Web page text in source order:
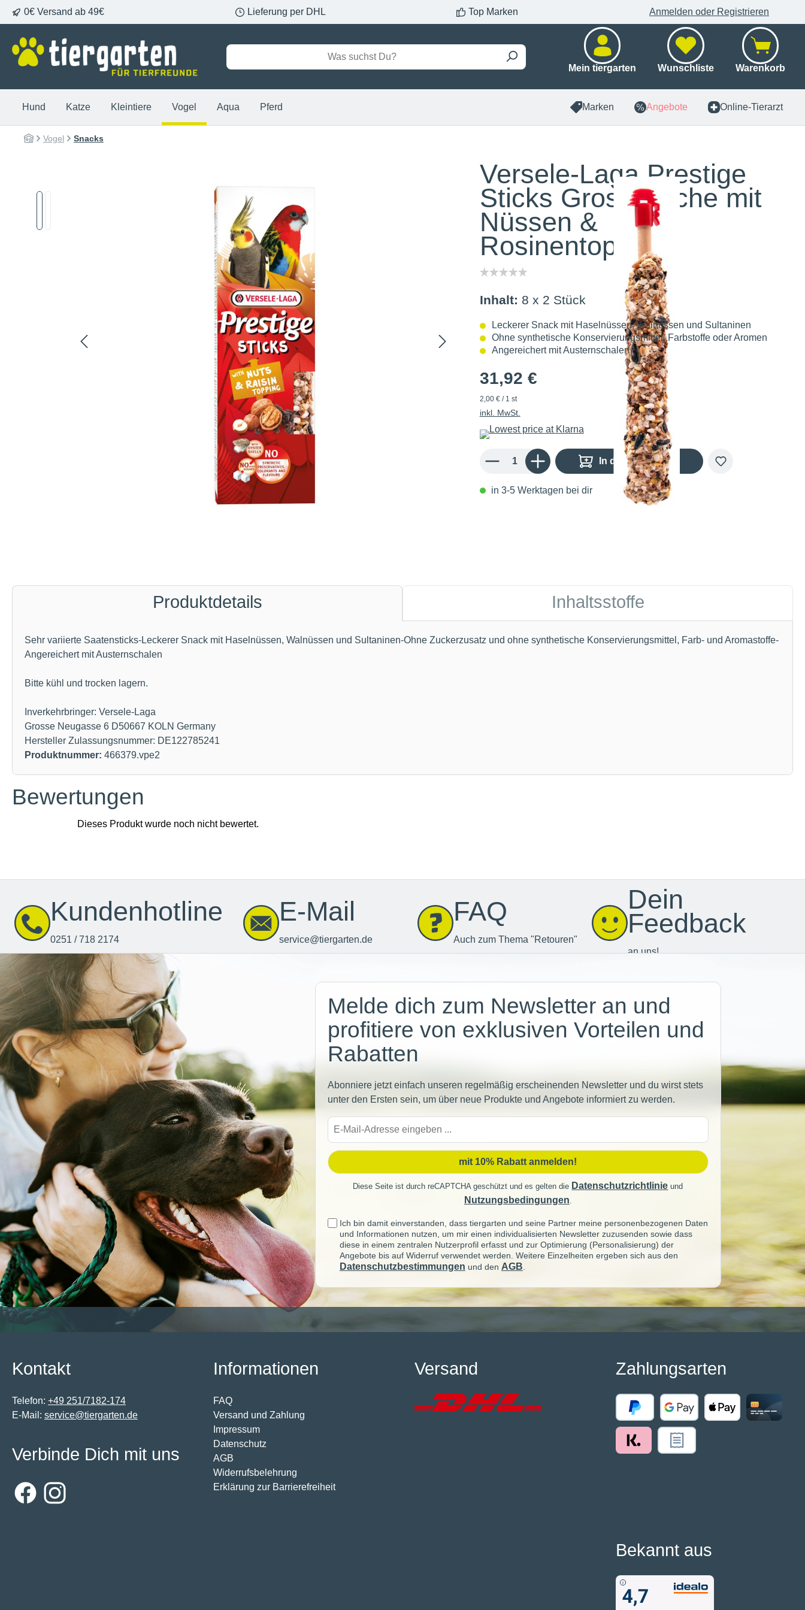
Zur Hauptnavigation springen
0€ Versand ab 49€ Lieferung per DHL Top Marken Anmelden oder Registrieren
Mein tiergarten Wunschliste Warenkorb
Hund Katze Kleintiere Vogel Aqua Pferd Marken Angebote Online-Tierarzt
Vogel Snacks
Versele-Laga Prestige
Sticks Grosssittiche mit
Nüssen &
Rosinentopping
Inhalt: 8 x 2 Stück
Leckerer Snack mit Haselnüssen, Walnüssen und Sultaninen
Ohne synthetische Konservierungsmittel, Farbstoffe oder Aromen
Angereichert mit Austernschalen
31,92 €
2,00 € / 1 st
inkl. MwSt.
Produkt Anzahl: Gib den gewünschten Wert ein oder benutze die Schaltflächen um die Anzahl zu
In den Warenkorb
in 3-5 Werktagen bei dir
Produktdetails Inhaltsstoffe
Sehr variierte Saatensticks-Leckerer Snack mit Haselnüssen, Walnüssen und Sultaninen-Ohne Zuckerzusatz und ohne synthetische Konservierungsmittel, Farb- und Aromastoffe-
Angereichert mit Austernschalen
Bitte kühl und trocken lagern.
Inverkehrbringer: Versele-Laga
Grosse Neugasse 6 D50667 KOLN Germany
Hersteller Zulassungsnummer: DE122785241
Produktnummer: 466379.vpe2
Bewertungen
Kundenhotline
0251 / 718 2174
E-Mail
service@tiergarten.de
FAQ
Auch zum Thema "Retouren"
Dein
Feedback
an uns!
Melde dich zum Newsletter an und
profitiere von exklusiven Vorteilen und
Rabatten
Abonniere jetzt einfach unseren regelmäßig erscheinenden Newsletter und du wirst stets
unter den Ersten sein, um über neue Produkte und Angebote informiert zu werden.
Adresse
mit 10% Rabatt anmelden!
Diese Seite ist durch reCAPTCHA geschützt und es gelten die Datenschutzrichtlinie und
Nutzungsbedingungen.
Ich bin damit einverstanden, dass tiergarten und seine Partner meine personenbezogenen Daten
und Informationen nutzen, um mir einen individualisierten Newsletter zuzusenden sowie dass
diese in einem zentralen Nutzerprofil erfasst und zur Optimierung (Personalisierung) der
Angebote bis auf Widerruf verwendet werden. Weitere Einzelheiten ergeben sich aus den
Datenschutzbestimmungen und den AGB
Kontakt
Telefon: +49 251/7182-174
E-Mail: service@tiergarten.de
Informationen
FAQ
Versand und Zahlung
Impressum
Datenschutz
AGB
Widerrufsbelehrung
Erklärung zur Barrierefreiheit
Versand Zahlungsarten
Verbinde Dich mit uns
FacebookInstagram
Bekannt aus